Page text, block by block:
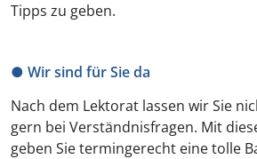
Tipps zu geben.
● Wir sind für Sie da
Nach dem Lektorat lassen wir Sie
gern bei Verständnisfragen. Mit
geben Sie termingerecht eine tolle